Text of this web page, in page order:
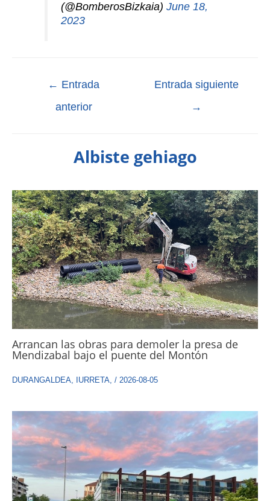
(@BomberosBizkaia) June 18,
2023
← Entrada
anterior
Entrada siguiente
→
Albiste gehiago
Arrancan las obras para demoler la presa de
Mendizabal bajo el puente del Montón
DURANGALDEA, IURRETA, / 2026-08-05